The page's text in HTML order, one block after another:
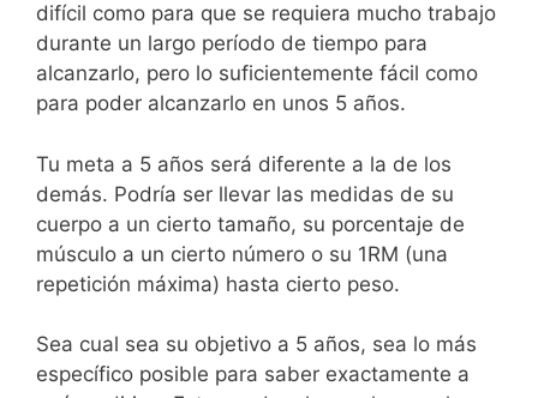
difícil como para que se requiera mucho trabajo
durante un largo período de tiempo para
alcanzarlo, pero lo suficientemente fácil como
para poder alcanzarlo en unos 5 años.
Tu meta a 5 años será diferente a la de los
demás. Podría ser llevar las medidas de su
cuerpo a un cierto tamaño, su porcentaje de
músculo a un cierto número o su 1RM (una
repetición máxima) hasta cierto peso.
Sea cual sea su objetivo a 5 años, sea lo más
específico posible para saber exactamente a